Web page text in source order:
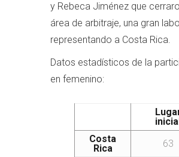
y Rebeca Jiménez que
área de arbitraje, una gran
representando a Costa Rica.
Datos estadísticos de la
en femenino:
Costa
Rica
63